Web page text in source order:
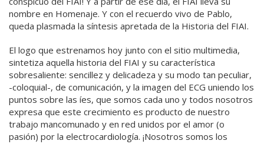
nombre en Homenaje. Y con el recuerdo vivo de Pablo,
queda plasmada la síntesis apretada de la Historia del FIAI.
El logo que estrenamos hoy junto con el sitio multimedia,
sintetiza aquella historia del FIAI y su característica
sobresaliente: sencillez y delicadeza y su modo tan peculiar,
-coloquial-, de comunicación, y la imagen del ECG uniendo los
puntos sobre las íes, que somos cada uno y todos nosotros
expresa que este crecimiento es producto de nuestro
trabajo mancomunado y en red unidos por el amor (o
pasión) por la electrocardiología. ¡Nosotros somos los